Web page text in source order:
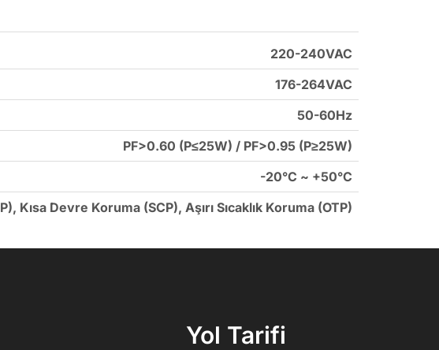
220-240VAC
176-264VAC
50-60Hz
PF>0.60 (P≤25W) / PF>0.95 (P≥25W)
-20°C ~ +50°C
Kısa Devre Koruma (SCP), Aşırı Sıcaklık Koruma (OTP)
Yol Tarifi